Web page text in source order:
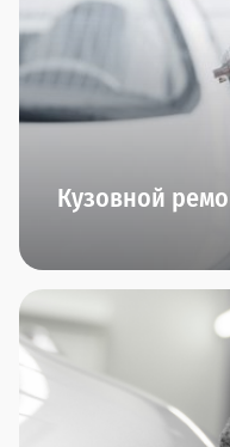
Кузовной
Кузовные работы
алюминием,
аэрография!),
полировка
можем делать в
ремонта